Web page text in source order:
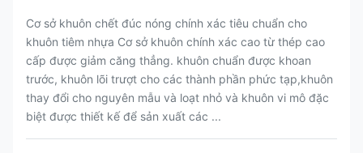
Cơ sở khuôn chết đúc nóng chính xác tiêu chuẩn cho
khuôn tiêm nhựa Cơ sở khuôn chính xác cao từ thép cao
cấp được giảm căng thẳng. khuôn chuẩn được khoan
trước, khuôn lõi trượt cho các thành phần phức tạp,khuôn
thay đổi cho nguyên mẫu và loạt nhỏ và khuôn vi mô đặc
biệt được thiết kế để sản xuất các ...